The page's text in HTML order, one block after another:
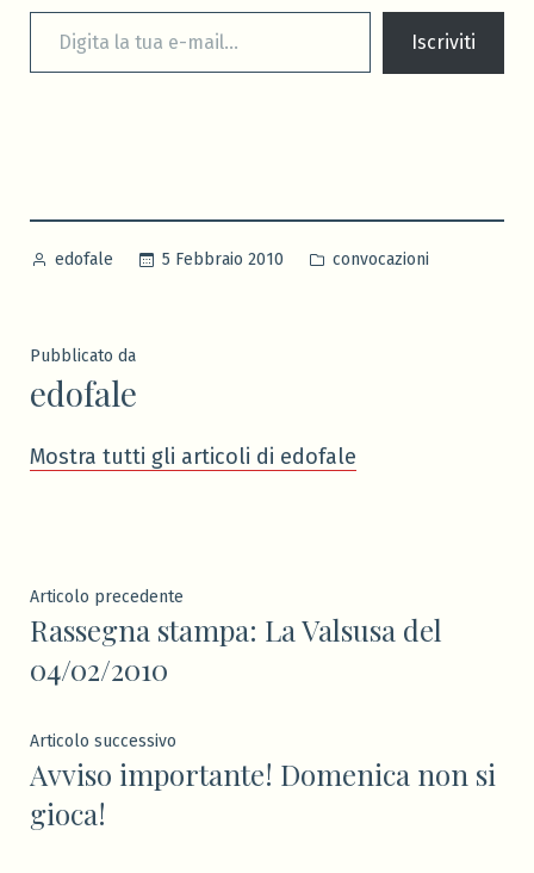
Digita la tua e-mail...
Iscriviti
Pubblicato
edofale 5 Febbraio 2010
Pubblicato
convocazioni
Pubblicato da
edofale
Mostra tutti gli articoli di edofale
Navigazione
articoli
Articolo precedente
precedente:
Rassegna stampa: La Valsusa del
04/02/2010
Articolo successivo
successivo:
Avviso importante! Domenica non si
gioca!